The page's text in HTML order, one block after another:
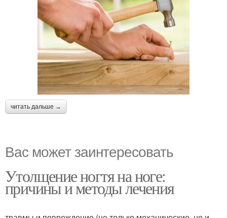
читать дальше →
Вас может заинтересовать
Утолщение ногтя на ноге:
причины и методы лечения